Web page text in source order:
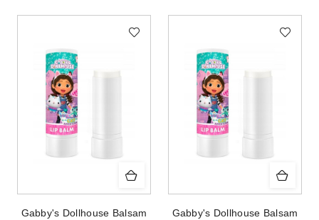
Gabby's Dollhouse Balsam
Gabby's Dollhouse Balsam